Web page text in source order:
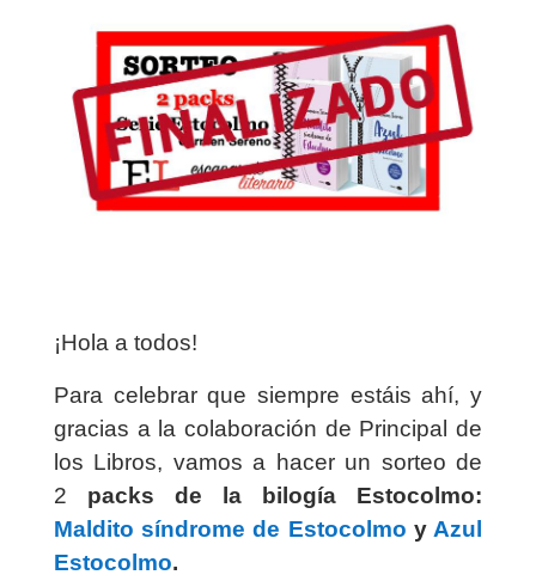
¡Hola a todos!
Para celebrar que siempre estáis ahí, y
gracias a la colaboración de Principal de
los Libros, vamos a hacer un sorteo de
2 packs de la bilogía Estocolmo:
Maldito síndrome de Estocolmo y Azul
Estocolmo.